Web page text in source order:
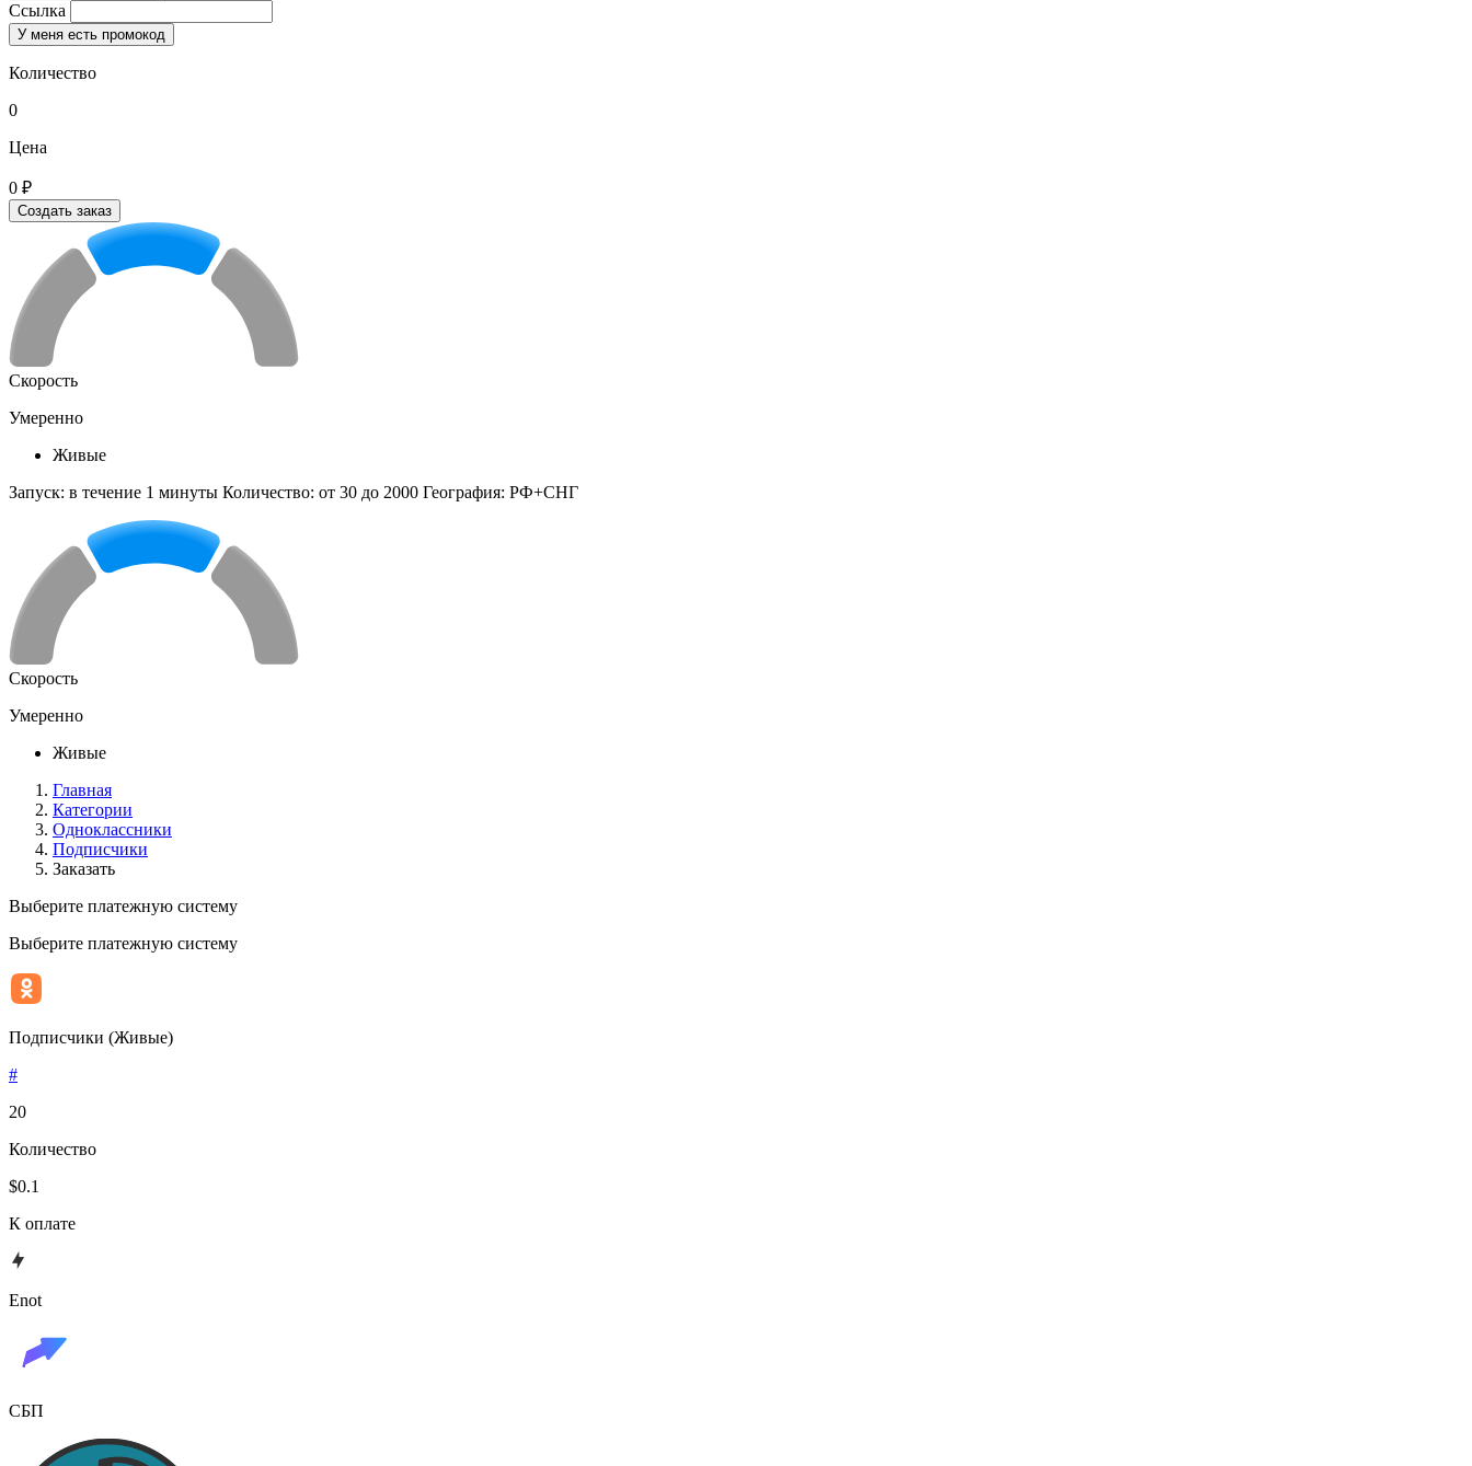
Ссылка
У меня есть промокод
Количество
0
Цена
0 ₽
Создать заказ
Скорость
Умеренно
Живые
Запуск: в течение 1 минуты Количество: от 30 до 2000 География: РФ+СНГ
Скорость
Умеренно
Живые
Главная
Категории
Одноклассники
Подписчики
Заказать
Выберите платежную систему
Выберите платежную систему
Подписчики (Живые)
#
20
Количество
$0.1
К оплате
Enot
СБП